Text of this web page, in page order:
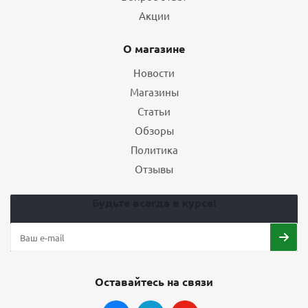
Акции
О магазине
Новости
Магазины
Статьи
Обзоры
Политика
Отзывы
Оставайтесь на связи